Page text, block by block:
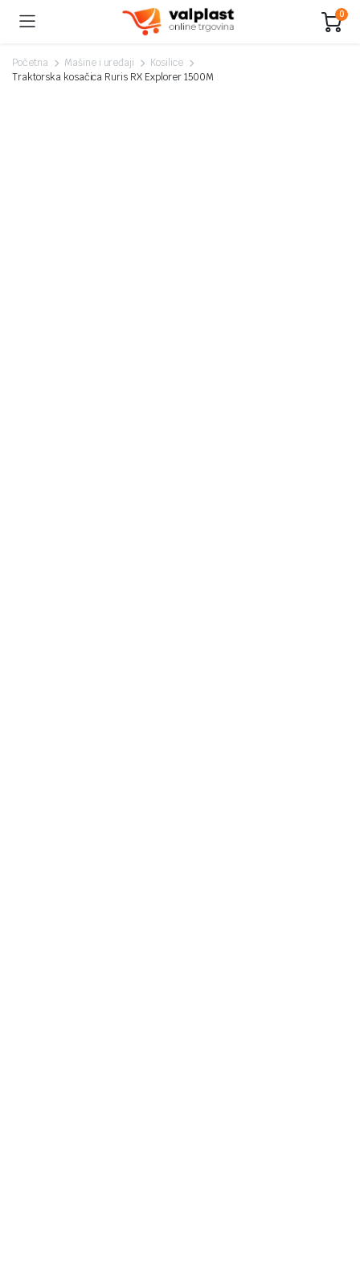
0
Početna Mašine i uređaji
Kosilice
Traktorska kosačica Ruris RX Explorer 1500M